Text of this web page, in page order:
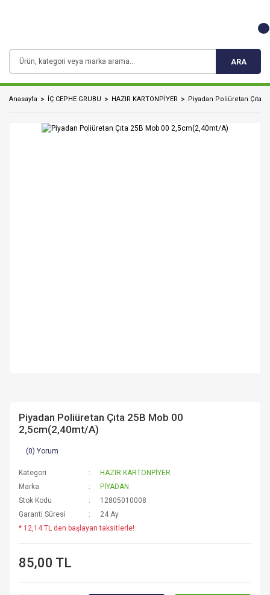
ARA
Anasayfa İÇ CEPHE GRUBU HAZIR KARTONPİYER Piyadan Poliüretan Çıta
Piyadan Poliüretan Çıta 25B Mob 00
2,5cm(2,40mt/A)
(0) Yorum
Kategori
HAZIR KARTONPİYER
Marka
PİYADAN
Stok Kodu
12805010008
Garanti Süresi
24 Ay
* 12,14 TL den başlayan taksitlerle!
85,00 TL